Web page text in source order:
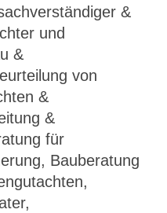
&
und
&
von
&
&
für
Bauberatung